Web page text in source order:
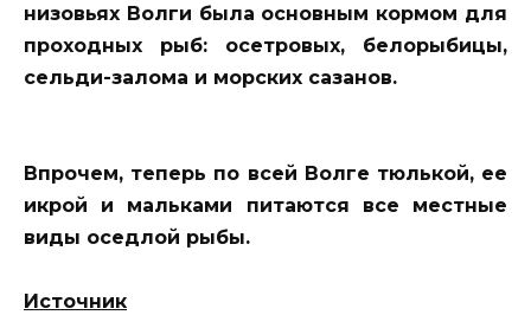
низовьях Волги была основным кормом для
проходных рыб: осетровых, белорыбицы,
сельди-залома и морских сазанов.
Впрочем, теперь по всей Волге тюлькой, ее
икрой и мальками питаются все местные
виды оседлой рыбы.
Источник